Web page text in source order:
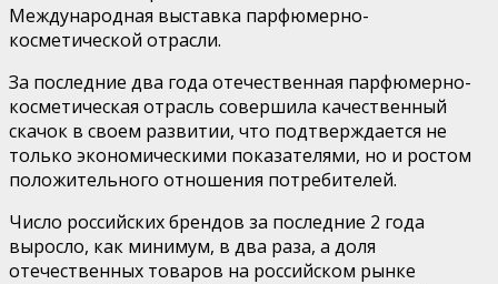
Международная выставка парфюмерно-
косметической отрасли.
За последние два года отечественная парфюмерно-
косметическая отрасль совершила качественный
скачок в своем развитии, что подтверждается не
только экономическими показателями, но и ростом
положительного отношения потребителей.
Число российских брендов за последние 2 года
выросло, как минимум, в два раза, а доля
отечественных товаров на российском рынке